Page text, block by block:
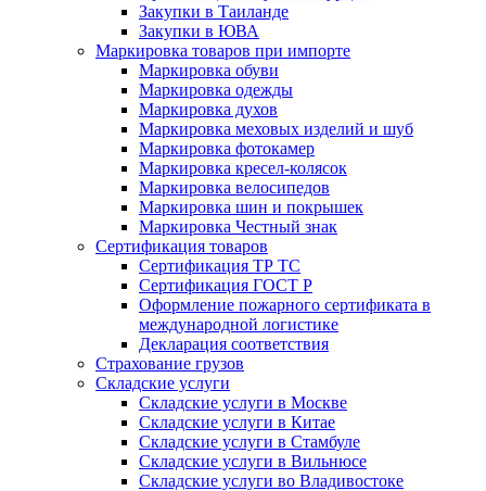
Закупки в Таиланде
Закупки в ЮВА
Маркировка товаров при импорте
Маркировка обуви
Маркировка одежды
Маркировка духов
Маркировка меховых изделий и шуб
Маркировка фотокамер
Маркировка кресел-колясок
Маркировка велосипедов
Маркировка шин и покрышек
Маркировка Честный знак
Сертификация товаров
Сертификация ТР ТС
Сертификация ГОСТ Р
Оформление пожарного сертификата в
международной логистике
Декларация соответствия
Страхование грузов
Складские услуги
Складские услуги в Москве
Складские услуги в Китае
Складские услуги в Стамбуле
Складские услуги в Вильнюсе
Складские услуги во Владивостоке